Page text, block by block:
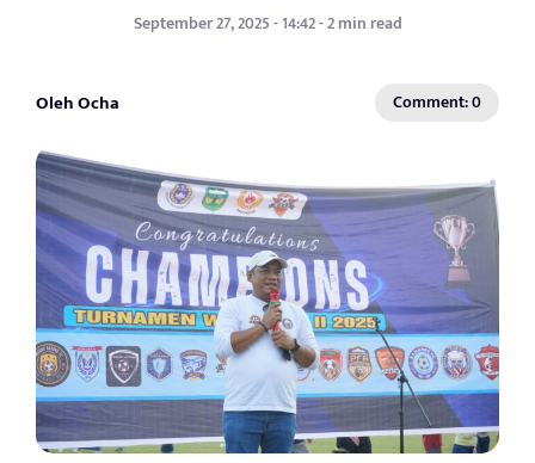
September 27, 2025 - 14:42 - 2 min read
Oleh Ocha Comment: 0